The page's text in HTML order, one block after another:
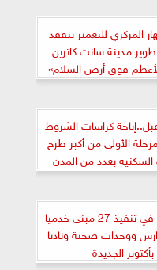
المركزي للتعمير يتفقد
مدينة سانت كاترين
فوق أرض السلام»
كراسات الشروط
الأولى من أكبر طرح
بعدد من المدن
والمحافظات
دفع العمل في تنفيذ 27 مبنى خدميا
ووحدات صحية وناديا
بأكتوبر الجديدة